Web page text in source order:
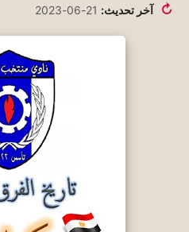
↻ آخر تحديث: 21-06-2023